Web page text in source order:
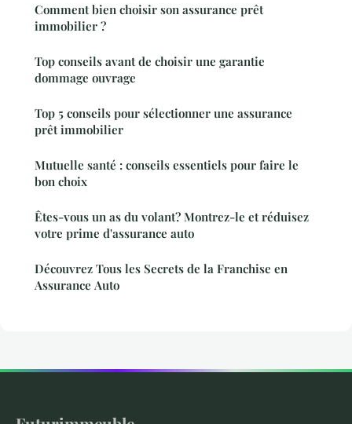
Comment bien choisir son assurance prêt
immobilier ?
Top conseils avant de choisir une garantie
dommage ouvrage
Top 5 conseils pour sélectionner une assurance
prêt immobilier
Mutuelle santé : conseils essentiels pour faire le
bon choix
Êtes-vous un as du volant? Montrez-le et réduisez
votre prime d'assurance auto
Découvrez Tous les Secrets de la Franchise en
Assurance Auto